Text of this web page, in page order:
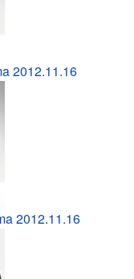
2012.11.16
2012.11.16